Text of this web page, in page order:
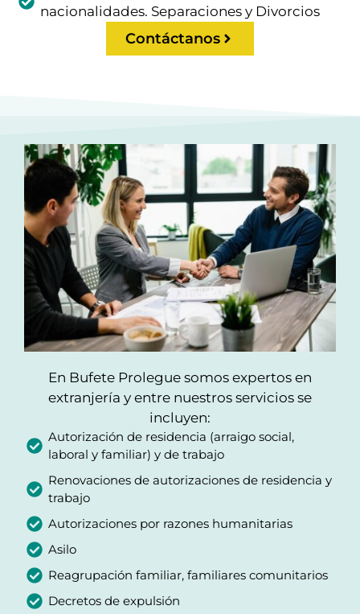
nacionalidades. Separaciones y Divorcios
Contáctanos
En Bufete Prolegue somos expertos en
extranjería y entre nuestros servicios se
incluyen:
Autorización de residencia (arraigo social,
laboral y familiar) y de trabajo
Renovaciones de autorizaciones de residencia y
trabajo
Autorizaciones por razones humanitarias
Asilo
Reagrupación familiar, familiares comunitarios
Decretos de expulsión